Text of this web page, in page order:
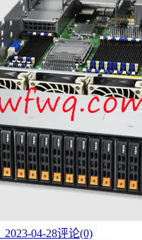
2023-04-28评论(0)